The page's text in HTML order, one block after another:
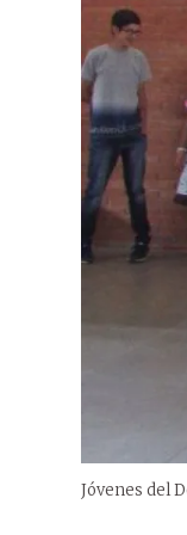
Jóvenes del